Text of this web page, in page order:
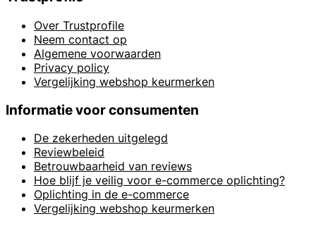
Over Trustprofile
Neem contact op
Algemene voorwaarden
Privacy policy
Vergelijking webshop keurmerken
Informatie voor consumenten
De zekerheden uitgelegd
Reviewbeleid
Betrouwbaarheid van reviews
Hoe blijf je veilig voor e-commerce oplichting?
Oplichting in de e-commerce
Vergelijking webshop keurmerken